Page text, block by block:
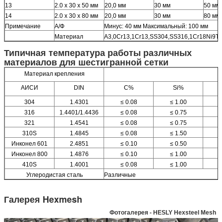
13 2.0 х 30 х 50 мм 20,0 мм 30 мм
50 мм
14
2.0 х 30 х 80 мм 20,0 мм 30 мм
80 мм
Примечание
А/Ф
Минус: 40 мм Максимальный: 100 мм
Материал
Типичная температура работы различных
материалов для шестигранной сетки
Материал крепления
АИСИ
DIN C% Si%
304 1.4301 ≤ 0.08 ≤ 1.00
316
1.4401/1.4436 ≤ 0.08 ≤ 0.75
321
1.4541 ≤ 0.08 ≤ 0.75
310S
1.4845 ≤ 0.08 ≤ 1.50
Инконел 601
2.4851 ≤ 0.10 ≤ 0.50
Инконел 800
1.4876 ≤ 0.10 ≤ 1.00
410S
1.4001 ≤ 0.08 ≤ 1.00
Углеродистая сталь
Различные
Галерея Hexmesh
Фотогалерея - HESLY Hexsteel Mesh